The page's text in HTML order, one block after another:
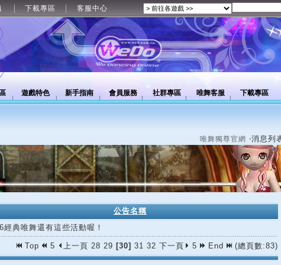
下載專區 客服中心
遊戲特色 新手指南 會員服務 社群專區 唯舞客服 下載專區
唯舞獨尊官網 ‧消息列
公告名稱
經典唯舞還有這些活動喔！
Top 5 上一頁 28 29 [30] 31 32 下一頁 5 End (總頁數:83)